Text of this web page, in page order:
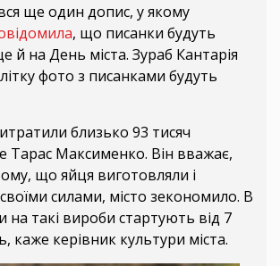
ще один допис, у якому
, що писанки будуть
й на День міста. Зураб Кантарія
фото з писанками будуть
близько 93 тисяч
Тарас Максименко. Він вважає,
що яйця виготовляли і
силами, місто зекономило. В
на такі вироби стартують від 7
каже керівник культури міста.